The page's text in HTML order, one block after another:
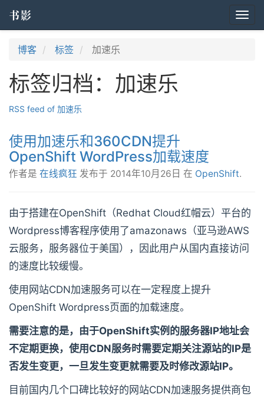
书影
博客 标签 加速乐
标签归档：加速乐
RSS feed of 加速乐
使用加速乐和360CDN提升
OpenShift WordPress加载速度
作者是 在线疯狂 发布于 2014年10月26日 在 OpenShift.
由于搭建在OpenShift（Redhat Cloud红帽云）平台的
Wordpress博客程序使用了amazonaws（亚马逊AWS
云服务，服务器位于美国），因此用户从国内直接访问
的速度比较缓慢。
使用网站CDN加速服务可以在一定程度上提升
OpenShift Wordpress页面的加载速度。
需要注意的是，由于OpenShift实例的服务器IP地址会
不定期更换，使用CDN服务时需要定期关注源站的IP是
否发生变更，一旦发生变更就需要及时修改源站IP。
目前国内几个口碑比较好的网站CDN加速服务提供商包